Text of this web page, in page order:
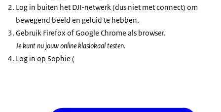
Log in buiten het DJI-netwerk (dus niet met connect) om
bewegend beeld en geluid te hebben.
Gebruik Firefox of Google Chrome als browser.
Je kunt nu jouw online klaslokaal testen.
Log in op Sophie (